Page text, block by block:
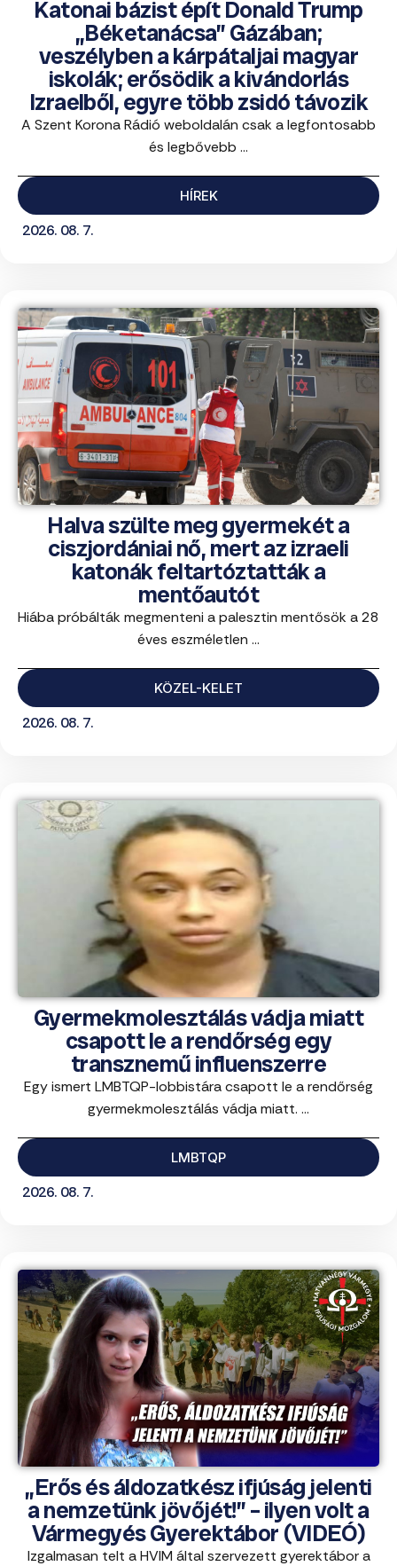
Katonai bázist épít Donald Trump
„Béketanácsa” Gázában;
veszélyben a kárpátaljai magyar
iskolák; erősödik a kivándorlás
Izraelből, egyre több zsidó távozik
A Szent Korona Rádió weboldalán csak a legfontosabb
és legbővebb ...
HÍREK
2026. 08. 7.
Halva szülte meg gyermekét a
ciszjordániai nő, mert az izraeli
katonák feltartóztatták a
mentőautót
Hiába próbálták megmenteni a palesztin mentősök a 28
éves eszméletlen ...
KÖZEL-KELET
2026. 08. 7.
Gyermekmolesztálás vádja miatt
csapott le a rendőrség egy
transznemű influenszerre
Egy ismert LMBTQP-lobbistára csapott le a rendőrség
gyermekmolesztálás vádja miatt. ...
LMBTQP
2026. 08. 7.
„Erős és áldozatkész ifjúság jelenti
a nemzetünk jövőjét!” – ilyen volt a
Vármegyés Gyerektábor (VIDEÓ)
Izgalmasan telt a HVIM által szervezett gyerektábor a